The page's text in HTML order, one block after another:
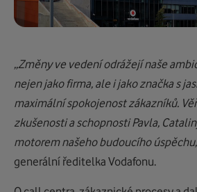
„Změny ve vedení odrážejí naše
nejen jako firma, ale i jako značka s
maximální spokojenost zákazníků.
zkušenosti a schopnosti Pavla,
motorem našeho budoucího
generální ředitelka Vodafonu.